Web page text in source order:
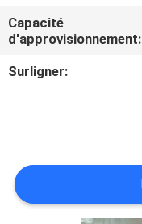
CONTACTEZ-
NOUS
CITATION
Capacité
d'approvisionnement:
Surligner: